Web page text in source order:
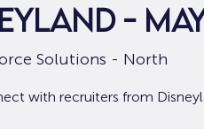
- May
Solutions - North
with recruiters from